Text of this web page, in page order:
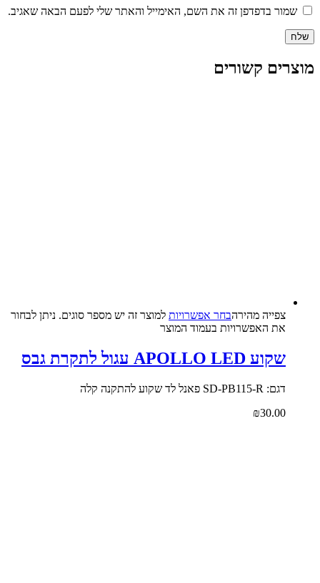
שמור בדפדפן זה את השם, האימייל והאתר שלי לפעם הבאה שאגיב.
מוצרים קשורים
צפייה‬ ‫מהירה‬בחר אפשרויות למוצר זה יש מספר סוגים. ניתן לבחור
את האפשרויות בעמוד המוצר
שקוע APOLLO LED עגול לתקרת גבס
דגם: SD-PB115-R פאנל לד שקוע להתקנה קלה
₪30.00